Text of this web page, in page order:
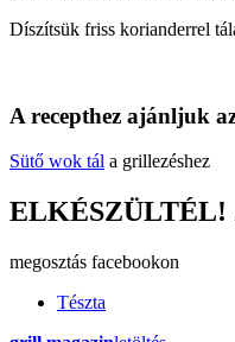
Díszítsük friss korianderrel
A recepthez ajánljuk
Sütő wok tál a grillezéshez
ELKÉSZÜLTÉL!
megosztás facebookon
Tészta